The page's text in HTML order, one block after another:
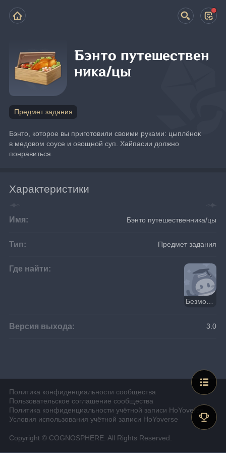
Бэнто путешествен
ника/цы
Предмет задания
Бэнто, которое вы приготовили своими руками: цыплёнок
в медовом соусе и овощной суп. Хайпасии должно
понравиться.
Характеристики
Имя: Бэнто путешественника/цы
Тип: Предмет задания
Где найти:
Версия выхода: 3.0
Политика конфиденциальности сообщества
Пользовательское соглашение сообщества
Политика конфиденциальности учётной записи HoYoverse
Условия использования учётной записи HoYoverse
Copyright © COGNOSPHERE. All Rights Reserved.